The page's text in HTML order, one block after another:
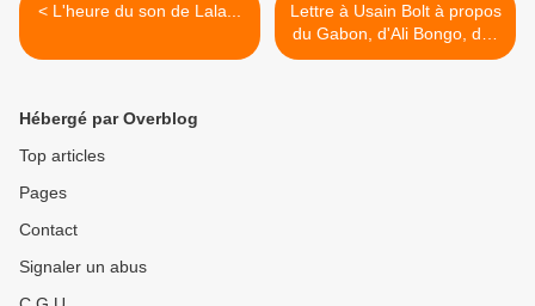
< L'heure du son de Lala...
Lettre à Usain Bolt à propos
du Gabon, d'Ali Bongo, des
crimes rituels et du
Hébergé par Overblog
Top articles
Pages
Contact
Signaler un abus